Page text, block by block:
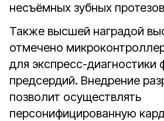
несъёмных зубных
Также высшей наградой
отмечено
для экспресс-диагностики
предсердий. Внедрение
позволит осуществлять
персонифицированную